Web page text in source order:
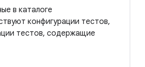
в каталоге
конфигурации тестов,
тестов, содержащие